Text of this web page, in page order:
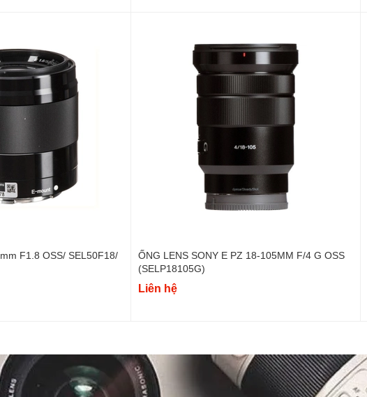
F1.8 OSS/ SEL50F18/
ỐNG LENS SONY E PZ 18-105MM F/4 G OSS
(SELP18105G)
Liên hệ